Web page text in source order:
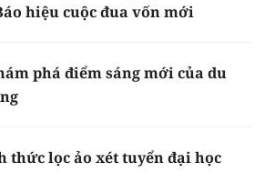
hiệu cuộc đua vốn mới
phá điểm sáng mới của du
thức lọc ảo xét tuyển đại học